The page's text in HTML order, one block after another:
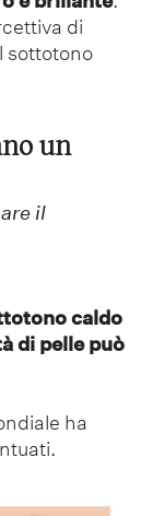
di
sottotono
un
il
caldo
di pelle può
ha